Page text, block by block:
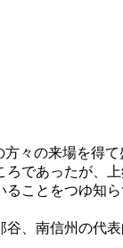
々の来場を得て
であったが、
ことをつゆ知
、南信州の代表